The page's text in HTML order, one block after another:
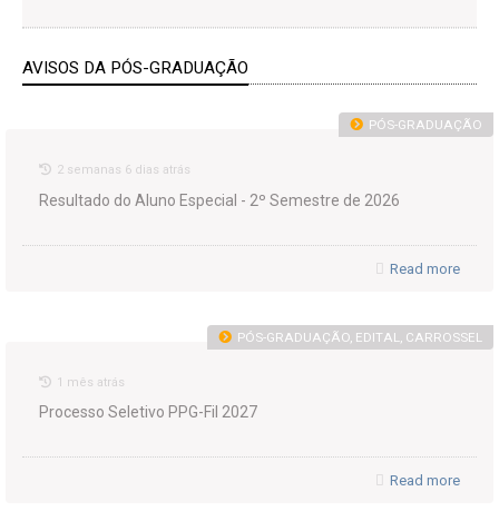
AVISOS DA PÓS-GRADUAÇÃO
PÓS-GRADUAÇÃO
2 semanas 6 dias atrás
Resultado do Aluno Especial - 2º Semestre de 2026
Read more
PÓS-GRADUAÇÃO, EDITAL, CARROSSEL
1 mês atrás
Processo Seletivo PPG-Fil 2027
Read more